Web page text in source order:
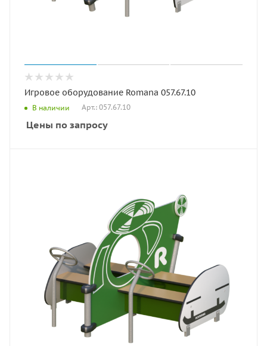
Игровое оборудование Romana 057.67.10
В наличии Арт.: 057.67.10
Цены по запросу